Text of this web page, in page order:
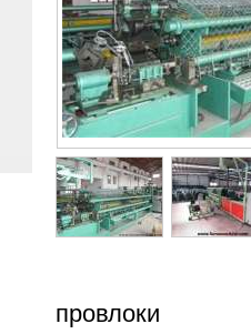
провлоки